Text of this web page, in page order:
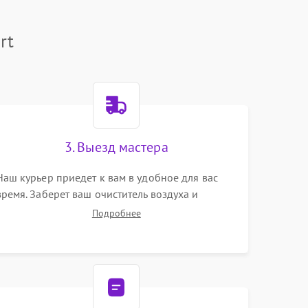
Подробнее →
Подробнее →
3. Выезд мастера
курьер приедет к вам в удобное для вас
Заберет ваш очиститель воздуха и
привезет на склад для диагностики.
Подробнее